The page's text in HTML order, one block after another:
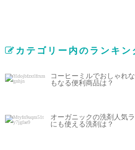
カテゴリー内のランキン
コーヒーミルでおしゃれ
もなる便利商品は？
オーガニックの洗剤人気
にも使える洗剤は？